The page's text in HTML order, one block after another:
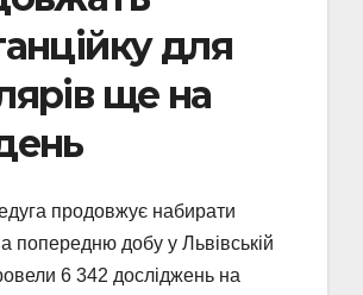
для
ще на
продовжує набирати
попередню добу у Львівській
6 342 досліджень на